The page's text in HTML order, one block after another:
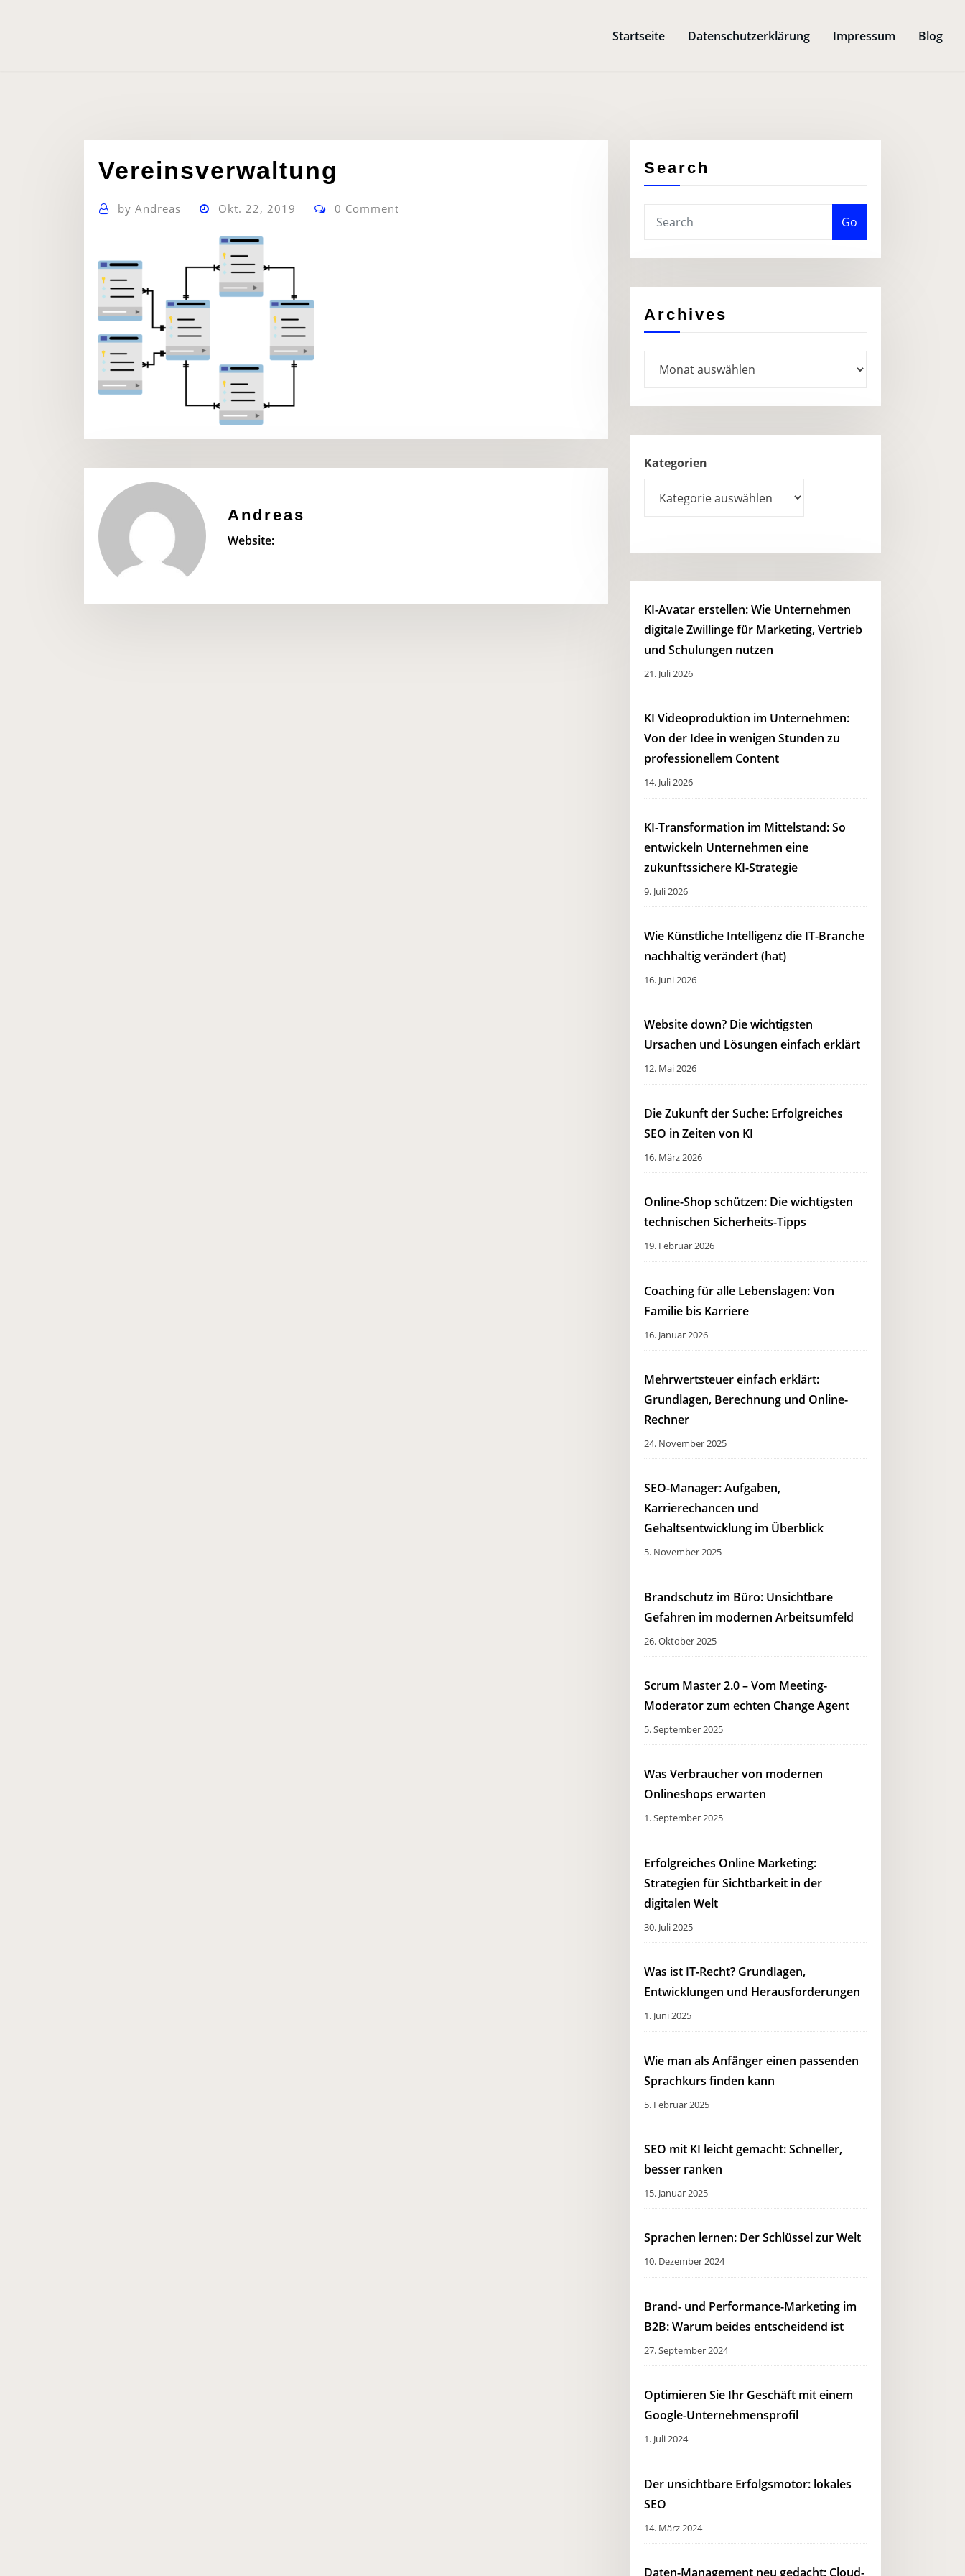
Startseite Datenschutzerklärung Impressum Blog
Vereinsverwaltung
by Andreas Okt. 22, 2019 0 Comment
Andreas
Website:
Search
Go
Archives
Kategorien
KI-Avatar erstellen: Wie Unternehmen
digitale Zwillinge für Marketing, Vertrieb
und Schulungen nutzen
21. Juli 2026
KI Videoproduktion im Unternehmen:
Von der Idee in wenigen Stunden zu
professionellem Content
14. Juli 2026
KI-Transformation im Mittelstand: So
entwickeln Unternehmen eine
zukunftssichere KI-Strategie
9. Juli 2026
Wie Künstliche Intelligenz die IT-Branche
nachhaltig verändert (hat)
16. Juni 2026
Website down? Die wichtigsten
Ursachen und Lösungen einfach erklärt
12. Mai 2026
Die Zukunft der Suche: Erfolgreiches
SEO in Zeiten von KI
16. März 2026
Online-Shop schützen: Die wichtigsten
technischen Sicherheits-Tipps
19. Februar 2026
Coaching für alle Lebenslagen: Von
Familie bis Karriere
16. Januar 2026
Mehrwertsteuer einfach erklärt:
Grundlagen, Berechnung und Online-
Rechner
24. November 2025
SEO-Manager: Aufgaben,
Karrierechancen und
Gehaltsentwicklung im Überblick
5. November 2025
Brandschutz im Büro: Unsichtbare
Gefahren im modernen Arbeitsumfeld
26. Oktober 2025
Scrum Master 2.0 – Vom Meeting-
Moderator zum echten Change Agent
5. September 2025
Was Verbraucher von modernen
Onlineshops erwarten
1. September 2025
Erfolgreiches Online Marketing:
Strategien für Sichtbarkeit in der
digitalen Welt
30. Juli 2025
Was ist IT-Recht? Grundlagen,
Entwicklungen und Herausforderungen
1. Juni 2025
Wie man als Anfänger einen passenden
Sprachkurs finden kann
5. Februar 2025
SEO mit KI leicht gemacht: Schneller,
besser ranken
15. Januar 2025
Sprachen lernen: Der Schlüssel zur Welt
10. Dezember 2024
Brand- und Performance-Marketing im
B2B: Warum beides entscheidend ist
27. September 2024
Optimieren Sie Ihr Geschäft mit einem
Google-Unternehmensprofil
1. Juli 2024
Der unsichtbare Erfolgsmotor: lokales
SEO
14. März 2024
Daten-Management neu gedacht: Cloud-